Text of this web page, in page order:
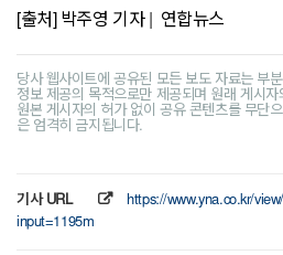
[출처] 박주영 기자 | 연합뉴스
당사 웹사이트에 공유된 모든 보도 자료는 부
정보 제공의 목적으로만 제공되며 원래 게시
원본 게시자의 허가 없이 공유 콘텐츠를 무단
은 엄격히 금지됩니다.
기사 URL
https://www.yna.co.kr/
input=1195m